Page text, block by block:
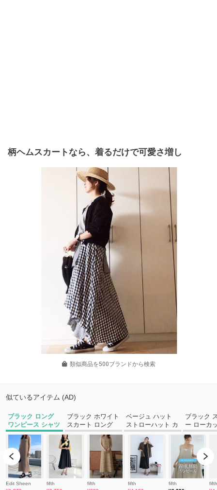
柄ヘムスカートなら、着るだけで可愛さ増し
類似商品を500ブランドから検索